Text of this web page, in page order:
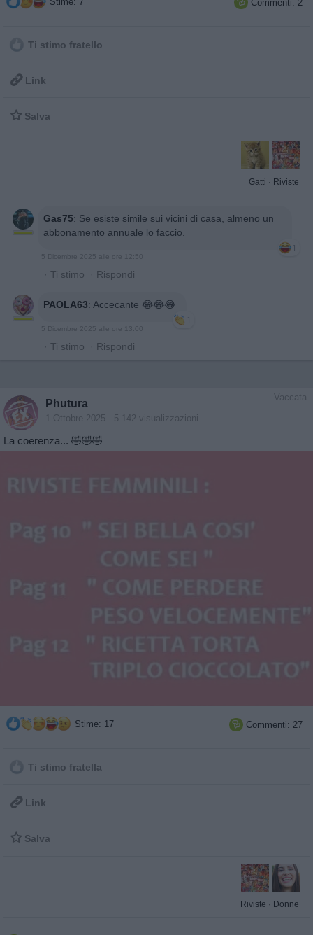
 Commenti: 2
Ti stimo fratello
 Link
 Salva
Gatti · Riviste
Gas75: Se esiste simile sui vicini di casa, almeno un
abbonamento annuale lo faccio.
1
5 Dicembre 2025 alle ore 12:50
· Ti stimo · Rispondi
PAOLA63: Accecante 😂😂😂
1
5 Dicembre 2025 alle ore 13:00
· Ti stimo · Rispondi
Vaccata
Phutura
1 Ottobre 2025 - 5.142 visualizzazioni
La coerenza... 🤣🤣🤣
Stime: 17  Commenti: 27
Ti stimo fratella
 Link
 Salva
Riviste · Donne